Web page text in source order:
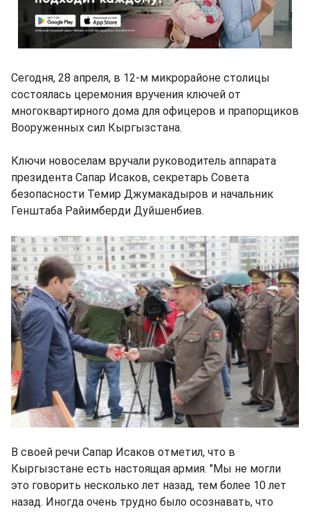
Сегодня, 28 апреля, в 12-м микрорайоне столицы
состоялась церемония вручения ключей от
многоквартирного дома для офицеров и прапорщиков
Вооруженных сил Кыргызстана.
Ключи новоселам вручали руководитель аппарата
президента Сапар Исаков, секретарь Совета
безопасности Темир Джумакадыров и начальник
Генштаба Райимберди Дуйшенбиев.
В своей речи Сапар Исаков отметил, что в
Кыргызстане есть настоящая армия. "Мы не могли
это говорить несколько лет назад, тем более 10 лет
назад. Иногда очень трудно было осознавать, что